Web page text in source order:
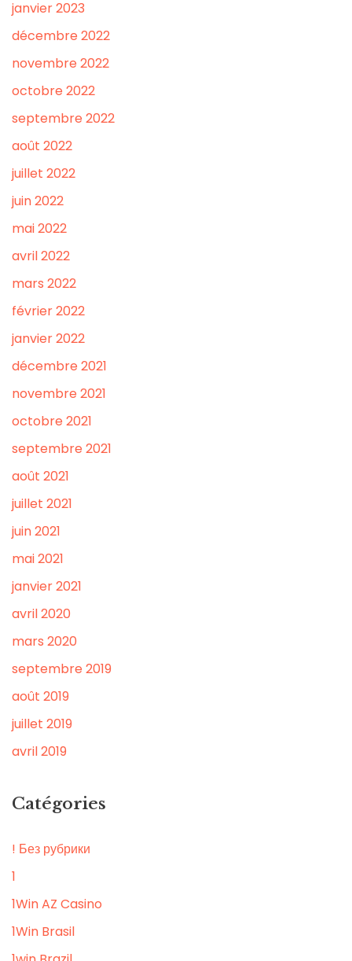
janvier 2023
décembre 2022
novembre 2022
octobre 2022
septembre 2022
août 2022
juillet 2022
juin 2022
mai 2022
avril 2022
mars 2022
février 2022
janvier 2022
décembre 2021
novembre 2021
octobre 2021
septembre 2021
août 2021
juillet 2021
juin 2021
mai 2021
janvier 2021
avril 2020
mars 2020
septembre 2019
août 2019
juillet 2019
avril 2019
Catégories
! Без рубрики
1
1Win AZ Casino
1Win Brasil